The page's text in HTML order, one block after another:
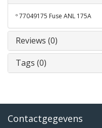
º 77049175 Fuse ANL 175A
Reviews (0)
Tags (0)
Contactgegevens